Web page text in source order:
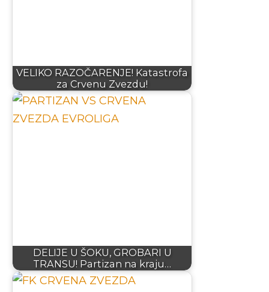
VELIKO RAZOČARENJE! Katastrofa
za Crvenu Zvezdu!
DELIJE U ŠOKU, GROBARI U
TRANSU! Partizan na kraju…